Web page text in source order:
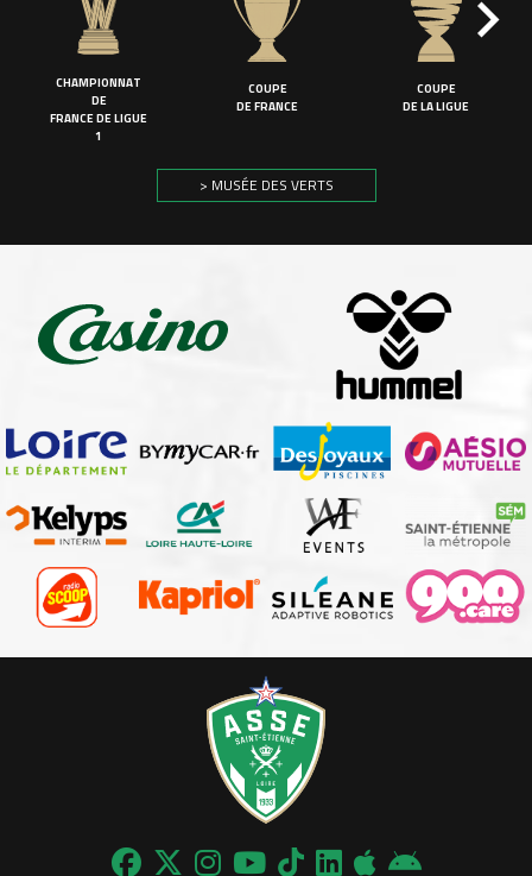
CHAMPIONNAT
DE
FRANCE DE LIGUE
1
COUPE
DE FRANCE
COUPE
DE LA LIGUE
> MUSÉE DES VERTS